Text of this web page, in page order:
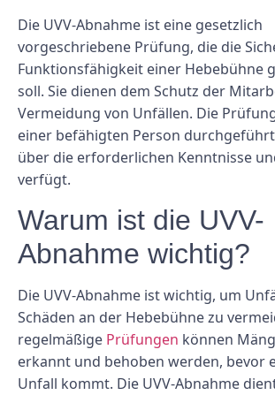
Die UVV-Abnahme ist eine gesetzlich
vorgeschriebene Prüfung, die die
Funktionsfähigkeit einer Hebebühne
soll. Sie dienen dem Schutz der
Vermeidung von Unfällen. Die
einer befähigten Person
über die erforderlichen Kenntnisse
verfügt.
Warum ist die UVV-
Abnahme wichtig?
Die UVV-Abnahme ist wichtig, um
Schäden an der Hebebühne zu
regelmäßige Prüfungen können
erkannt und behoben werden, bevor
Unfall kommt. Die UVV-Abnahme